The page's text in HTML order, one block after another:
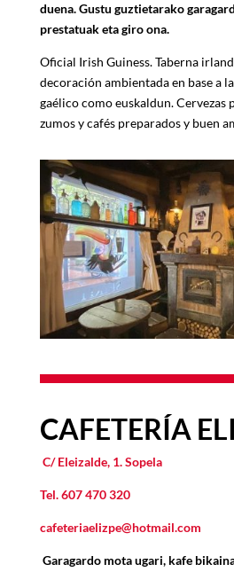
duena. Gustu guztietarako
prestatuak eta giro ona.
Oficial Irish Guiness. Taberna
decoración ambientada en base a
gaélico como euskaldun. Cervezas
zumos y cafés preparados y buen
CAFETERÍA
C/ Eleizalde, 1. Sopela
Tel.607 470 320
cafeteriaelizpe@hotmail.com
Garagardo mota ugari, kafe